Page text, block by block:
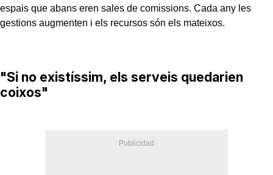
espais que abans eren sales de comissions. Cada any les
gestions augmenten i els recursos són els mateixos.
"Si no existíssim, els serveis quedarien
coixos"